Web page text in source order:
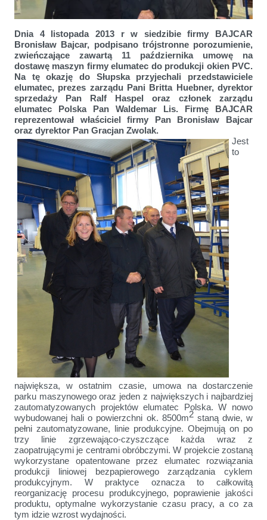
Bajcar i Elumatec - modernizacja produkcji oparta na doświadczeniu
Dnia 4 listopada 2013 r w siedzibie firmy BAJCAR
Bronisław Bajcar, podpisano trójstronne porozumienie,
zwieńczające zawartą 11 października umowę na
dostawę maszyn firmy elumatec do produkcji okien PVC.
Na tę okazję do Słupska przyjechali przedstawiciele
elumatec, prezes zarządu Pani Britta Huebner, dyrektor
sprzedaży Pan Ralf Haspel oraz członek zarządu
elumatec Polska Pan Waldemar Lis. Firmę BAJCAR
reprezentował właściciel firmy Pan Bronisław Bajcar
oraz dyrektor Pan Gracjan Zwolak.
Jest
to
największa, w ostatnim czasie, umowa na dostarczenie
parku maszynowego oraz jeden z największych i najbardziej
zautomatyzowanych projektów elumatec Polska. W nowo
wybudowanej hali o powierzchni ok. 8500m2staną dwie, w
pełni zautomatyzowane, linie produkcyjne. Obejmują on po
trzy linie zgrzewająco-czyszczące każda wraz z
zaopatrującymi je centrami obróbczymi. W projekcie zostaną
wykorzystane opatentowane przez elumatec rozwiązania
produkcji liniowej bezpapierowego zarządzania cyklem
produkcyjnym. W praktyce oznacza to całkowitą
reorganizację procesu produkcyjnego, poprawienie jakości
produktu, optymalne wykorzystanie czasu pracy, a co za
tym idzie wzrost wydajności.